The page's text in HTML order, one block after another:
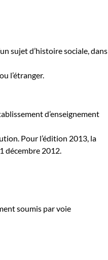
sujet d’histoire sociale, dans
l’étranger.
d’enseignement
Pour l’édition 2013, la
décembre 2012.
soumis par voie